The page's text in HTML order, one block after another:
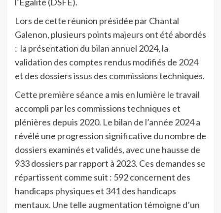
Lors de cette réunion présidée par Chantal
Galenon, plusieurs points majeurs ont été abordés
: la présentation du bilan annuel 2024, la
validation des comptes rendus modifiés de 2024
et des dossiers issus des commissions techniques.
Cette première séance a mis en lumière le travail
accompli par les commissions techniques et
plénières depuis 2020. Le bilan de l’année 2024 a
révélé une progression significative du nombre de
dossiers examinés et validés, avec une hausse de
933 dossiers par rapport à 2023. Ces demandes se
répartissent comme suit : 592 concernent des
handicaps physiques et 341 des handicaps
mentaux. Une telle augmentation témoigne d’un